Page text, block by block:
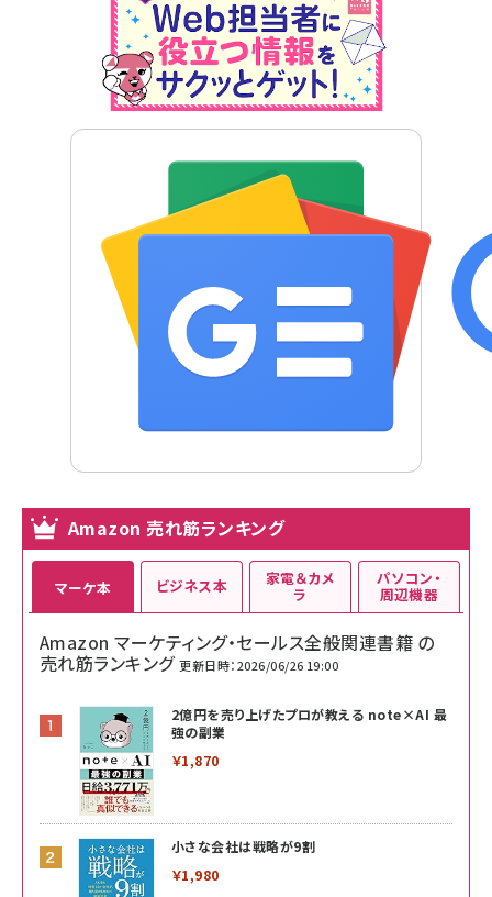
Amazon 売れ筋ランキング
マーケ本
Amazon マーケティング・セールス全般関連書籍 の
売れ筋ランキング 更新日時：2026/06/26 19:00
2億円を売り上げたプロが教える note×AI 最
強の副業
￥1,870
小さな会社は戦略が9割
￥1,980
ビジネス本 家電＆カメ
ラ
パソコン・
周辺機器